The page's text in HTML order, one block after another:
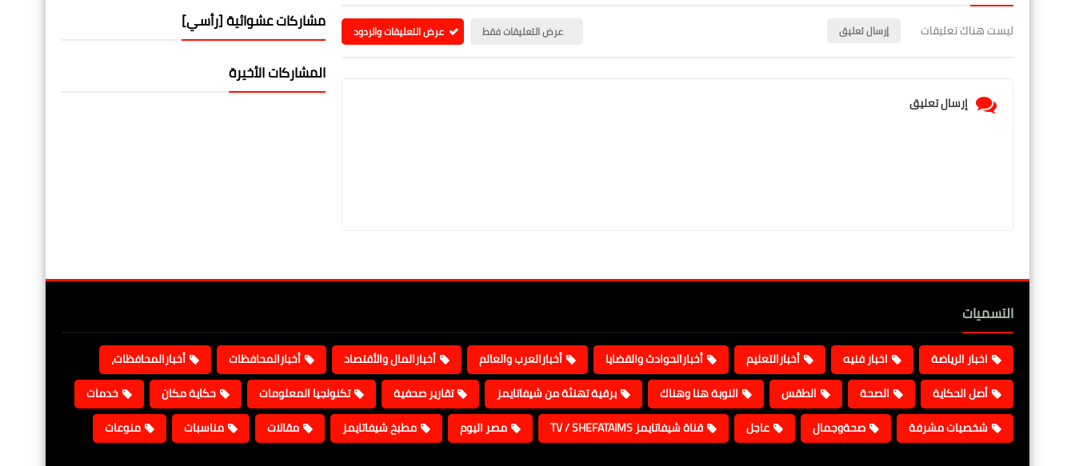
ليست هناك تعليقات إرسال تعليق عرض التعليقات فقط عرض التعليقات والردود
إرسال تعليق
مشاركات عشوائية [رأسي]
المشاركات الأخيرة
التسميات
اخبار الرياضة اخبار فنيه أخبارالتعليم أخبارالحوادث والقضايا أخبارالعرب والعالم أخبارالمال والأقتصاد أخبارالمحافظات
أخبارالمحافظات،
أصل الحكاية
الصحة الطقس النوبة هنا وهناك برقية تهنئة من شيفاتايمز تقارير صحفية تكنولجيا المعلومات حكاية مكان
خدمات
شخصيات مشرفة
صحةوجمال عاجل قناة شيفاتايمز TV / SHEFATAIMS مصر اليوم مطبخ شيفاتايمز مقالات مناسبات منوعات